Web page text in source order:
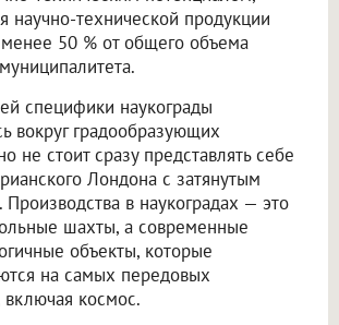
научно-технической продукции
менее 50 % от общего объема
специфики наукограды
вокруг градообразующих
не стоит сразу представлять себе
Лондона с затянутым
в наукоградах — это
шахты, а современные
объекты, которые
на самых передовых
включая космос.